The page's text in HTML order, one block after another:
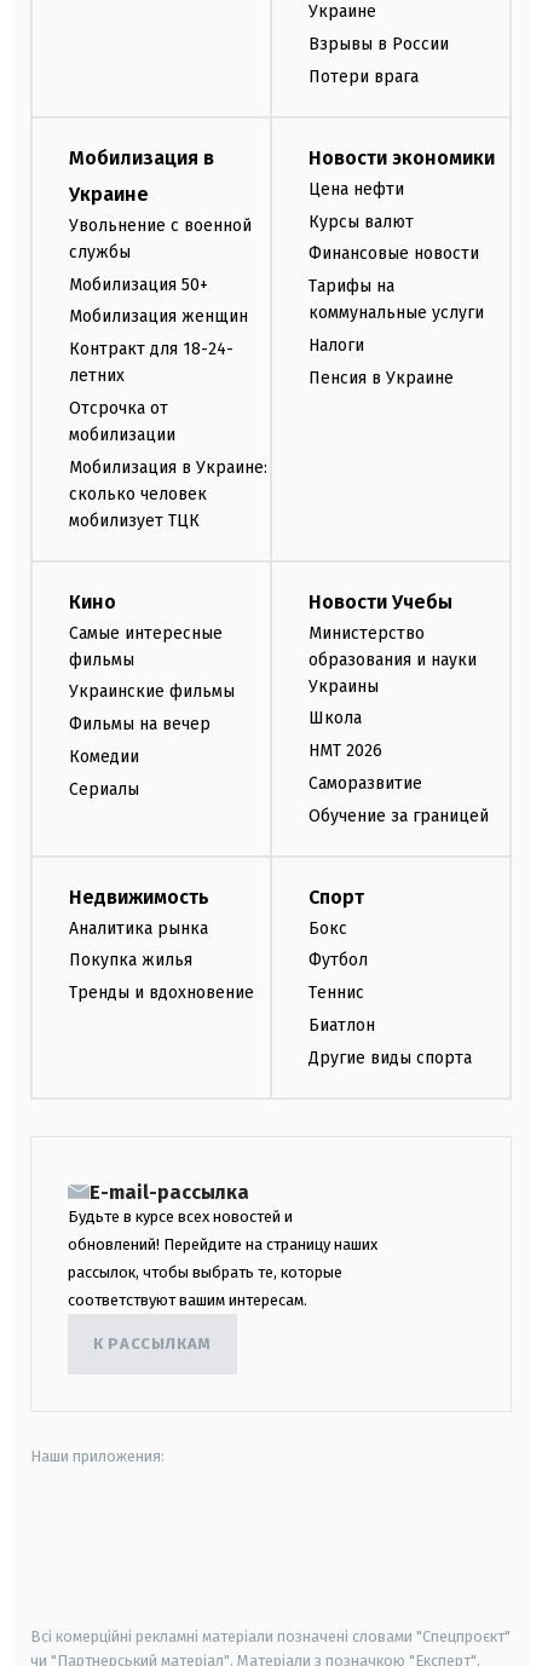
Украине
Взрывы в России
Потери врага
Мобилизация в
Украине
Увольнение с военной
службы
Мобилизация 50+
Мобилизация женщин
Контракт для 18-24-
летних
Отсрочка от
мобилизации
Мобилизация в Украине:
сколько человек
мобилизует ТЦК
Новости экономики
Цена нефти
Курсы валют
Финансовые новости
Тарифы на
коммунальные услуги
Налоги
Пенсия в Украине
Кино
Самые интересные
фильмы
Украинские фильмы
Фильмы на вечер
Комедии
Сериалы
Новости Учебы
Министерство
образования и науки
Украины
Школа
НМТ 2026
Саморазвитие
Обучение за границей
Недвижимость
Аналитика рынка
Покупка жилья
Тренды и вдохновение
Спорт
Бокс
Футбол
Теннис
Биатлон
Другие виды спорта
E-mail-рассылка
Будьте в курсе всех новостей и
обновлений! Перейдите на страницу наших
рассылок, чтобы выбрать те, которые
соответствуют вашим интересам.
К РАССЫЛКАМ
Наши приложения:
Всі комерційні рекламні матеріали позначені словами "Спецпроєкт"
чи "Партнерський матеріал". Матеріали з позначкою "Експерт",